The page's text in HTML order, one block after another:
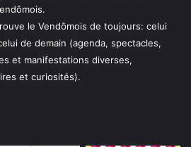
le Vendômois de toujours: celui
de demain (agenda, spectacles,
et manifestations diverses,
et curiosités).